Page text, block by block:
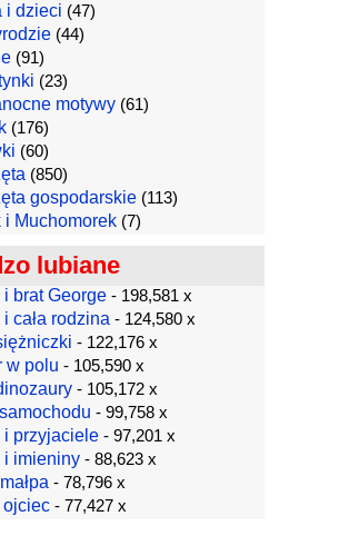
i dzieci (47)
(44)
(91)
(23)
motywy(61)
(176)
(60)
(850)
gospodarskie(113)
i Muchomorek(7)
lubiane
i brat George- 198,581 x
cała rodzina - 124,580 x
- 122,176 x
w polu - 105,590 x
- 105,172 x
- 99,758 x
i przyjaciele- 97,201 x
i imieniny- 88,623 x
- 78,796 x
ojciec- 77,427 x